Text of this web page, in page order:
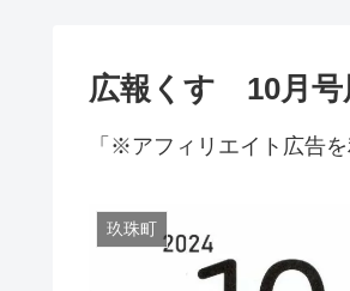
広報くす 10月号
「※アフィリエイト広告を
玖珠町